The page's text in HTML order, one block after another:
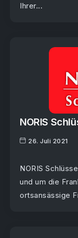
Ihrer...
NORIS
26. Juli 2021
NORIS
und um die
ortsansässige